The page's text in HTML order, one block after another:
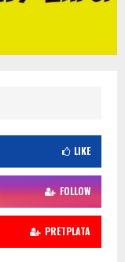
LIKE
FOLLOW
PRETPLATA